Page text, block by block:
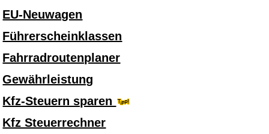
EU-Neuwagen
Führerscheinklassen
Fahrradroutenplaner
Gewährleistung
Kfz-Steuern sparen
Kfz Steuerrechner